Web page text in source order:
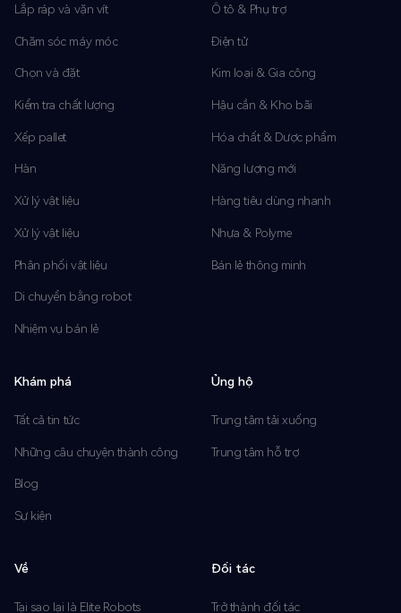
Lắp ráp và vặn vít
Chăm sóc máy móc
Chọn và đặt
Kiểm tra chất lượng
Xếp pallet
Hàn
Xử lý vật liệu
Xử lý vật liệu
Phân phối vật liệu
Di chuyển bằng robot
Nhiệm vụ bán lẻ
Ô tô & Phụ trợ
Điện tử
Kim loại & Gia công
Hậu cần & Kho bãi
Hóa chất & Dược phẩm
Năng lượng mới
Hàng tiêu dùng nhanh
Nhựa & Polyme
Bán lẻ thông minh
Khám phá
Tất cả tin tức
Những câu chuyện thành công
Blog
Sự kiện
Ủng hộ
Trung tâm tải xuống
Trung tâm hỗ trợ
Về
Tại sao lại là Elite Robots
Đối tác
Trở thành đối tác